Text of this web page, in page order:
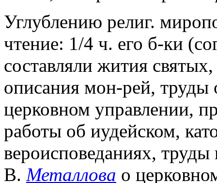
Углублению религ.
чтение: 1/4 ч. его б-ки
составляли жития
описания мон-рей,
церковном управлении,
работы об иудейском,
вероисповеданиях,
В. Металлова о